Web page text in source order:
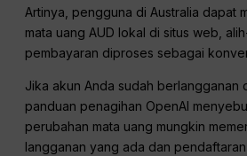
Artinya, pengguna di Australia dapat
mata uang AUD lokal di situs web,
pembayaran diproses sebagai
Jika akun Anda sudah berlangganan
panduan penagihan OpenAI
perubahan mata uang mungkin
langganan yang ada dan